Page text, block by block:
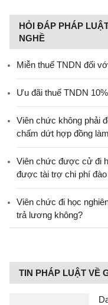
HỎI ĐÁP PHÁP
NGHỀ
Miễn thuế TNDN đối
Ưu đãi thuế TNDN
Viên chức không phải
chấm dứt hợp đồng
Viên chức được cử đi
được tài trợ chi phí
Viên chức đi học
trả lương không?
TIN PHÁP LUẬT VỀ